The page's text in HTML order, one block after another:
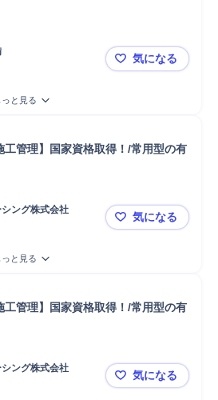
【岡山/配
気になる
っと見る
工管理】国家資格取得！/常用型の有
ング株式会社
未経験歓迎
気になる
っと見る
工管理】国家資格取得！/常用型の有
ング株式会社
未経験歓迎
気になる